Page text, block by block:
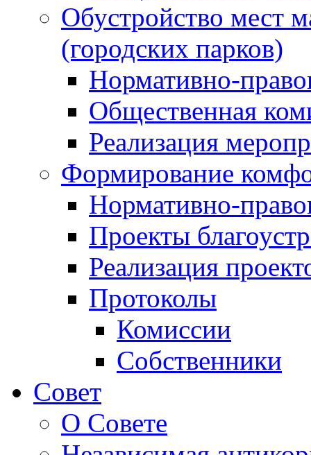
Обустройство мест
(городских парков)
Нормативно-
Общественная
Реализация
Формирование
Нормативно-
Проекты
Реализация
Протоколы
Комиссии
Собственники
Совет
О Совете